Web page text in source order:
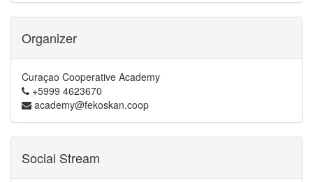
Organizer
Curaçao Cooperative Academy
+5999 4623670
academy@fekoskan.coop
Social Stream